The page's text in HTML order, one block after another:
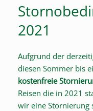
2021
Aufgrund der
diesen Sommer bis
kostenfreie
Reisen die in 2021
wir eine Stornierung